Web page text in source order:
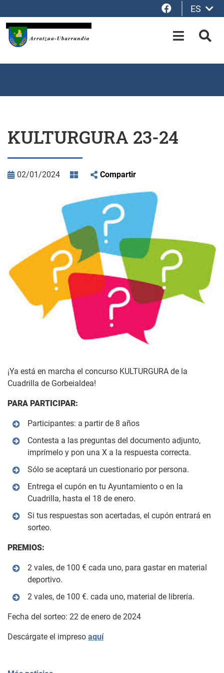
Facebook
ES
OPEN-
KULTURGURA 23-24
02/01/2024 Compartir
¡Ya está en marcha el concurso KULTURGURA de la
Cuadrilla de Gorbeialdea!
PARA PARTICIPAR:
Participantes: a partir de 8 años
Contesta a las preguntas del documento adjunto,
imprímelo y pon una X a la respuesta correcta.
Sólo se aceptará un cuestionario por persona.
Entrega el cupón en tu Ayuntamiento o en la
Cuadrilla, hasta el 18 de enero.
Si tus respuestas son acertadas, el cupón entrará en
sorteo.
PREMIOS:
2 vales, de 100 € cada uno, para gastar en material
deportivo.
2 vales, de 100 €. cada uno, material de librería.
Fecha del sorteo: 22 de enero de 2024
Descárgate el impreso aquí